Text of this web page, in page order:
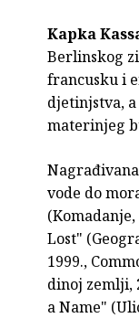
Kapka
Berlinskog
francusku i
djetinjstva,
materinjeg
vode do
Lost"
1999.,
dinoj zemlji,
a Name"